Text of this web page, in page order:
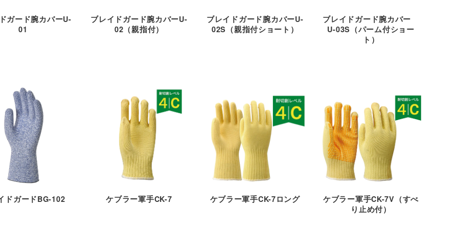
ガード腕カバーU-
01
ブレイドガード腕カバーU-
02（親指付）
ブレイドガード腕カバーU-
02S（親指付ショート）
ブレイドガード腕カバー
U-03S（パーム付ショー
ト）
ドガードBG-102 ケブラー軍手CK-7 ケブラー軍手CK-7ロング
ケブラー軍手CK-7V（すべ
り止め付）